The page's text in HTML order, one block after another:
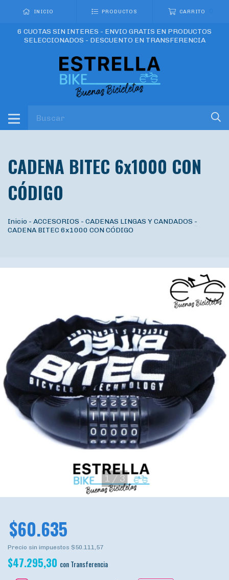
INICIO PRODUCTOS CARRITO
6 CUOTAS SIN INTERES - ENVIO GRATIS EN PRODUCTOS
SELECCIONADOS - DESCUENTO EN TRANSFERENCIA
CADENA BITEC 6x1000 CON
CÓDIGO
Inicio - ACCESORIOS - CADENAS LINGAS Y CANDADOS -
CADENA BITEC 6x1000 CON CÓDIGO
1 / 3
$60.635
Precio sin impuestos $50.111,57
$47.295,30 conTransferencia